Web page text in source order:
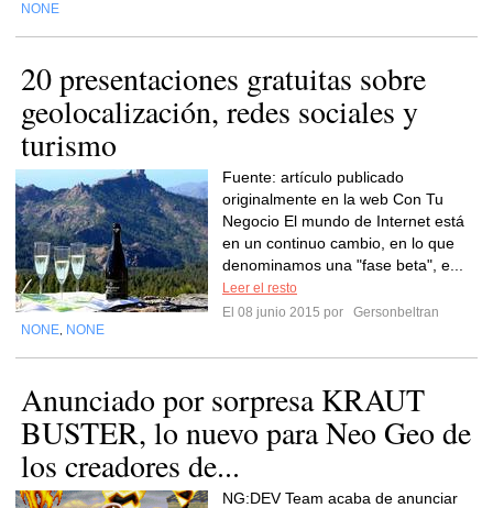
NONE
20 presentaciones gratuitas sobre
geolocalización, redes sociales y
turismo
Fuente: artículo publicado
originalmente en la web Con Tu
Negocio El mundo de Internet está
en un continuo cambio, en lo que
denominamos una "fase beta", e...
Leer el resto
El 08 junio 2015 por
Gersonbeltran
NONE NONE
Anunciado por sorpresa KRAUT
BUSTER, lo nuevo para Neo Geo de
los creadores de...
NG:DEV Team acaba de anunciar